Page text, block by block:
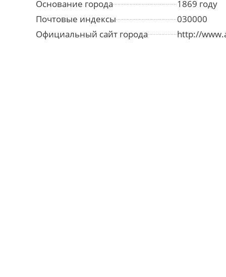
Основание города
1869 году
Почтовые индексы
030000
Официальный сайт города
http://